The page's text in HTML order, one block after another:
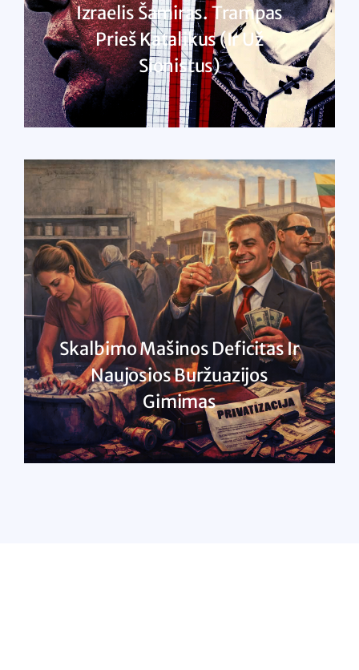
Izraelis Šamiras. Trampas
Prieš Katalikus (ir Už
Sionistus)
SKAITYTI DAUGIAU
Skalbimo Mašinos Deficitas Ir
Naujosios Buržuazijos
Gimimas
SKAITYTI DAUGIAU